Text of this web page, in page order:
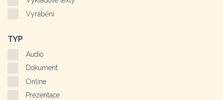
Vyrábění
TYP
Audio
Dokument
Online
Prezentace